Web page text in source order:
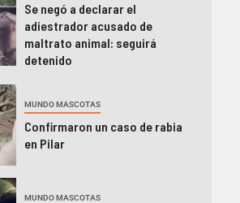
Se negó a declarar el
adiestrador acusado de
maltrato animal: seguirá
detenido
MUNDO MASCOTAS
Confirmaron un caso de rabia
en Pilar
MUNDO MASCOTAS